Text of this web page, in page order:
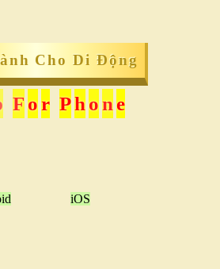
Cho Di Động
For Phone
iOS